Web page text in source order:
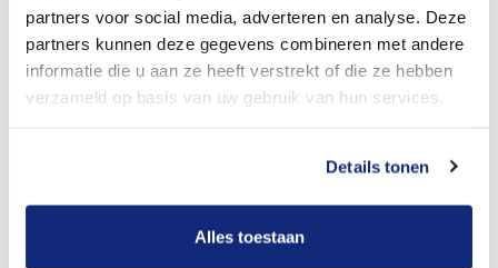
partners voor social media, adverteren en analyse. Deze
partners kunnen deze gegevens combineren met andere
informatie die u aan ze heeft verstrekt of die ze hebben
verzameld op basis van uw gebruik van hun services.
Details tonen
Alles toestaan